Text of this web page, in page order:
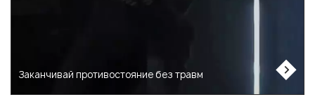
Заканчивай противостояние без травм